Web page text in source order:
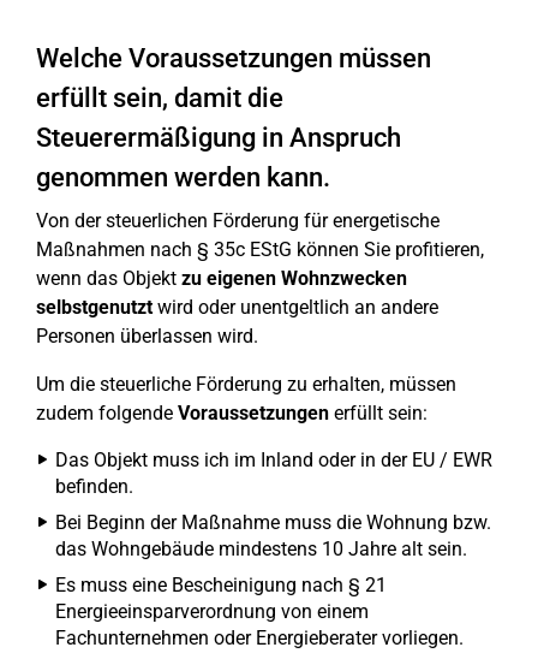
Welche Voraussetzungen müssen
erfüllt sein, damit die
Steuerermäßigung in Anspruch
genommen werden kann.
Von der steuerlichen Förderung für energetische
Maßnahmen nach § 35c EStG können Sie profitieren,
wenn das Objekt zu eigenen Wohnzwecken
selbstgenutztwird oder unentgeltlich an andere
Personen überlassen wird.
Um die steuerliche Förderung zu erhalten, müssen
zudem folgende Voraussetzungen erfüllt sein:
Das Objekt muss ich im Inland oder in der EU / EWR
befinden.
Bei Beginn der Maßnahme muss die Wohnung bzw.
das Wohngebäude mindestens 10 Jahre alt sein.
Es muss eine Bescheinigung nach § 21
Energieeinsparverordnung von einem
Fachunternehmen oder Energieberater vorliegen.